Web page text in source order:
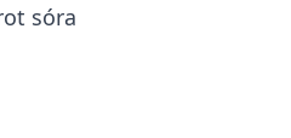
sóra